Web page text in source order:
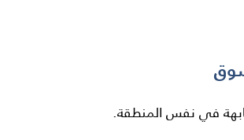
في نفس المنطقة.